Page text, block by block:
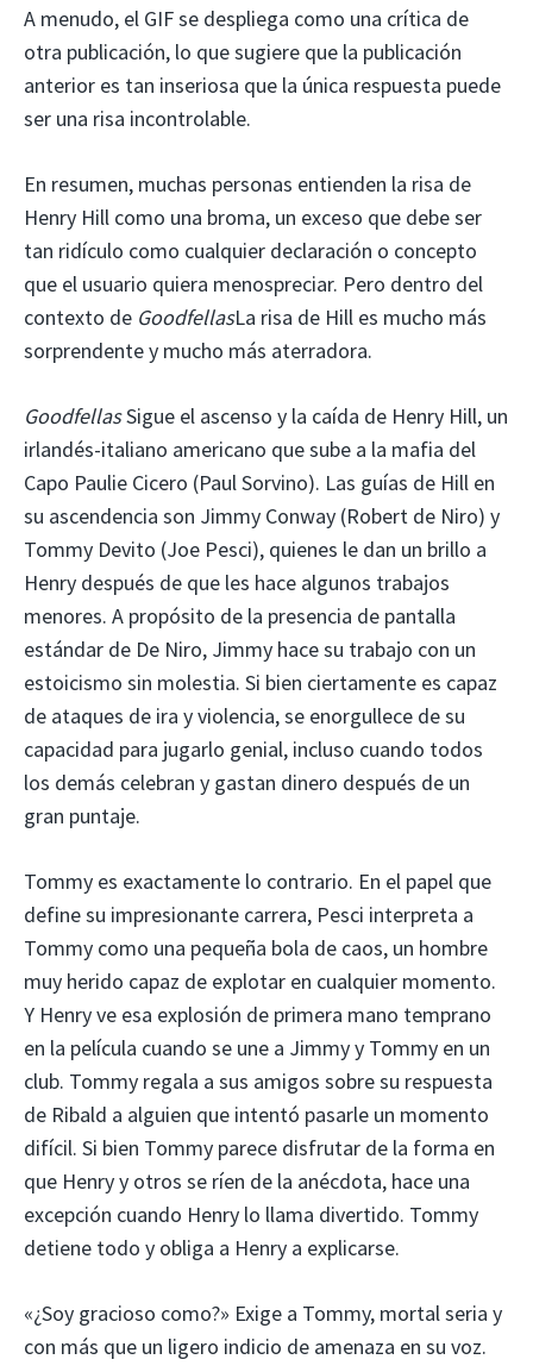
A menudo, el GIF se despliega como una crítica de
otra publicación, lo que sugiere que la publicación
anterior es tan inseriosa que la única respuesta puede
ser una risa incontrolable.
En resumen, muchas personas entienden la risa de
Henry Hill como una broma, un exceso que debe ser
tan ridículo como cualquier declaración o concepto
que el usuario quiera menospreciar. Pero dentro del
contexto de GoodfellasLa risa de Hill es mucho más
sorprendente y mucho más aterradora.
GoodfellasSigue el ascenso y la caída de Henry Hill, un
irlandés-italiano americano que sube a la mafia del
Capo Paulie Cicero (Paul Sorvino). Las guías de Hill en
su ascendencia son Jimmy Conway (Robert de Niro) y
Tommy Devito (Joe Pesci), quienes le dan un brillo a
Henry después de que les hace algunos trabajos
menores. A propósito de la presencia de pantalla
estándar de De Niro, Jimmy hace su trabajo con un
estoicismo sin molestia. Si bien ciertamente es capaz
de ataques de ira y violencia, se enorgullece de su
capacidad para jugarlo genial, incluso cuando todos
los demás celebran y gastan dinero después de un
gran puntaje.
Tommy es exactamente lo contrario. En el papel que
define su impresionante carrera, Pesci interpreta a
Tommy como una pequeña bola de caos, un hombre
muy herido capaz de explotar en cualquier momento.
Y Henry ve esa explosión de primera mano temprano
en la película cuando se une a Jimmy y Tommy en un
club. Tommy regala a sus amigos sobre su respuesta
de Ribald a alguien que intentó pasarle un momento
difícil. Si bien Tommy parece disfrutar de la forma en
que Henry y otros se ríen de la anécdota, hace una
excepción cuando Henry lo llama divertido. Tommy
detiene todo y obliga a Henry a explicarse.
«¿Soy gracioso como?» Exige a Tommy, mortal seria y
con más que un ligero indicio de amenaza en su voz.